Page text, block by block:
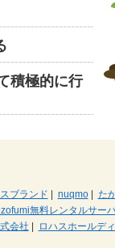
積極的に行
ブランド | nuqmo| た
無料レンタルサー
会社 | ロハスホールデ